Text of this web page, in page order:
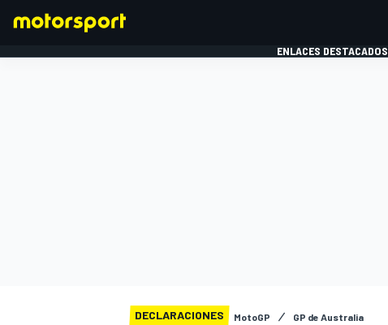
ENLACES DESTACADOS
DECLARACIONES MotoGP GP de Australia